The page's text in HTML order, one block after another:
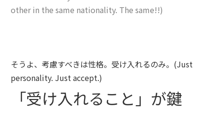
other in the same nationality. The same!!)
そうよ、考慮すべきは性格。受け入れるのみ。(Just
personality. Just accept.)
「受け入れること」が鍵